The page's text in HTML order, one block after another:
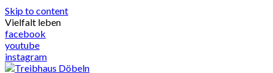
Skip to content
Vielfalt leben
facebook
youtube
instagram